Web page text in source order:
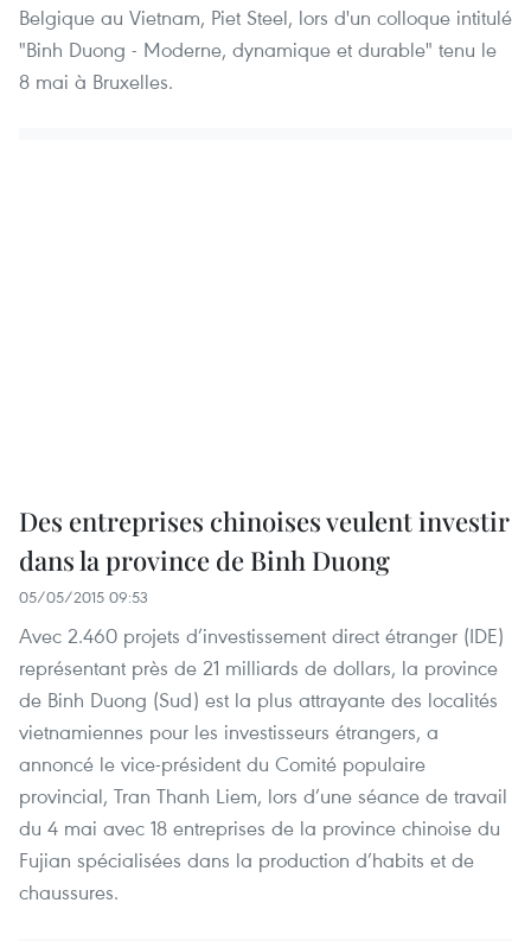
Belgique au Vietnam, Piet Steel, lors d'un colloque intitulé
"Binh Duong - Moderne, dynamique et durable" tenu le
8 mai à Bruxelles.
Des entreprises chinoises veulent investir
dans la province de Binh Duong
05/05/2015 09:53
Avec 2.460 projets d’investissement direct étranger (IDE)
représentant près de 21 milliards de dollars, la province
de Binh Duong (Sud) est la plus attrayante des localités
vietnamiennes pour les investisseurs étrangers, a
annoncé le vice-président du Comité populaire
provincial, Tran Thanh Liem, lors d’une séance de travail
du 4 mai avec 18 entreprises de la province chinoise du
Fujian spécialisées dans la production d’habits et de
chaussures.